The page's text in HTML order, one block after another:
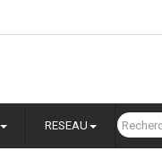
RESEAU